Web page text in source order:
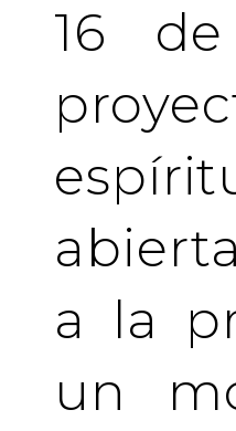
16
a la
un